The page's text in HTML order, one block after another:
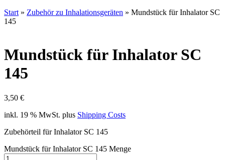
Start » Zubehör zu Inhalationsgeräten » Mundstück für Inhalator SC
145
Mundstück für Inhalator SC
145
3,50 €
inkl. 19 % MwSt. plus Shipping Costs
Zubehörteil für Inhalator SC 145
Mundstück für Inhalator SC 145 Menge